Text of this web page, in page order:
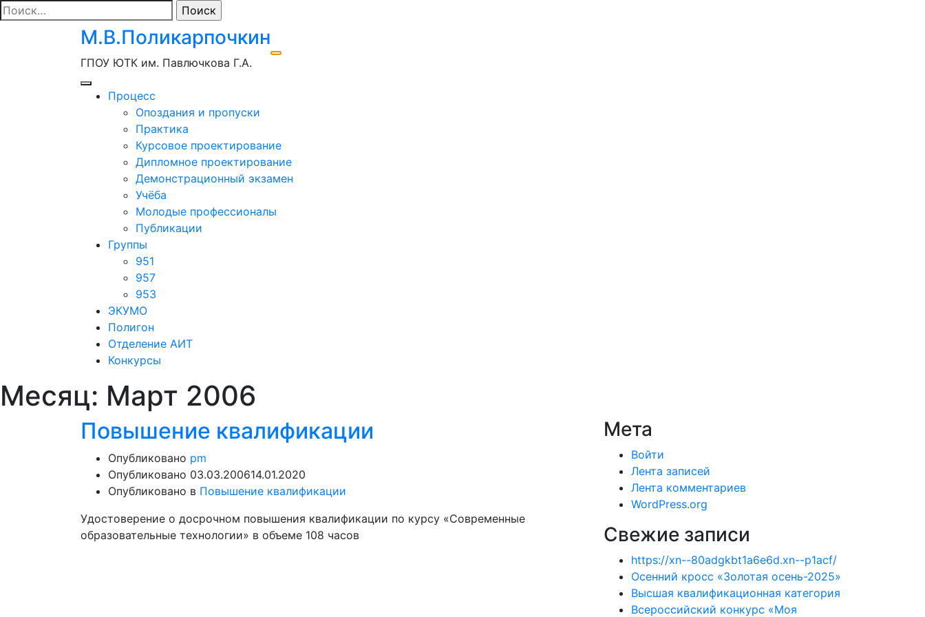
Перейти
к
Найти:
М.В.Поликарпочкин
ГПОУ ЮТК им. Павлючкова Г.А.
Процесс
Опоздания и пропуски
Практика
Курсовое проектирование
Дипломное проектирование
Демонстрационный экзамен
Учёба
Молодые профессионалы
Публикации
Группы
951
957
953
ЭКУМО
Полигон
Отделение АИТ
Конкурсы
Месяц: Март 2006
Повышение квалификации
Опубликовано pm
Опубликовано 03.03.200614.01.2020
Опубликовано в Повышение квалификации
Удостоверение о досрочном повышения квалификации по курсу «Современные
образовательные технологии» в объеме 108 часов
Мета
Войти
Лента записей
Лента комментариев
WordPress.org
Свежие записи
https://xn--80adgkbt1a6e6d.xn--p1acf/
Осенний кросс «Золотая осень-2025»
Высшая квалификационная категория
Всероссийский конкурс «Моя